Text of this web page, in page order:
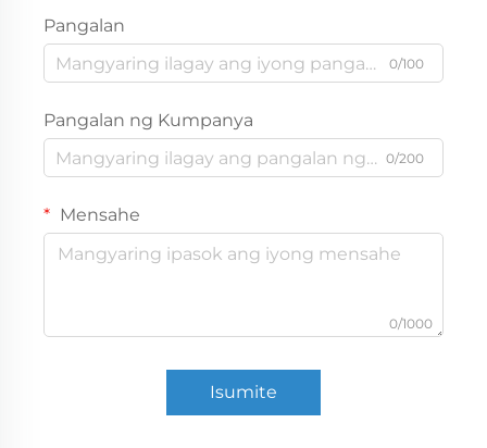
Pangalan
0/100
Pangalan ng Kumpanya
0/200
Mensahe
0/1000
Isumite